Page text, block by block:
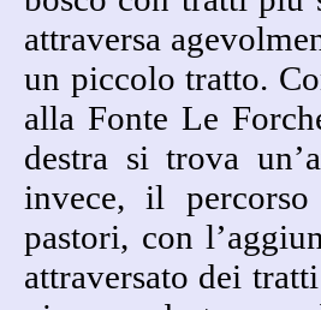
attraversa
un piccolo tratto.
alla Fonte Le
destra si trova
invece, il
pastori, con
attraversato dei